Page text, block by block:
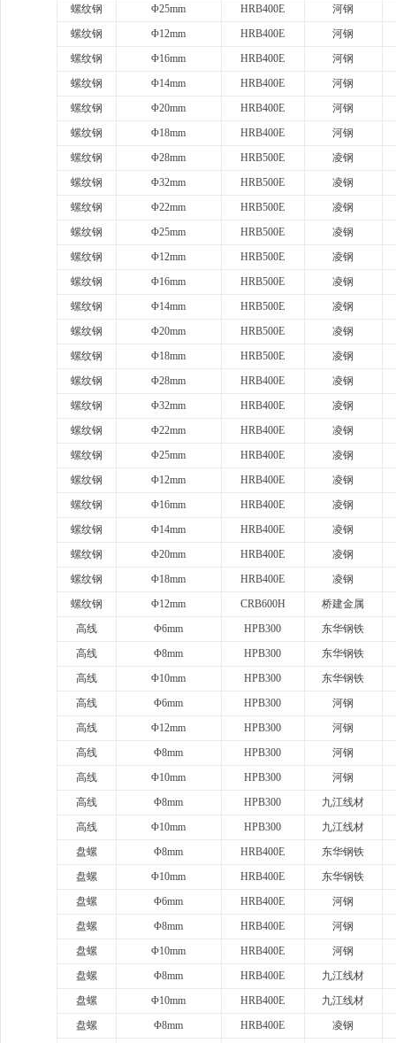
螺纹钢
Φ25mm HRB400E
河钢
螺纹钢
Φ12mm HRB400E
河钢
螺纹钢
Φ16mm HRB400E
河钢
螺纹钢
Φ14mm HRB400E
河钢
螺纹钢
Φ20mm HRB400E
河钢
螺纹钢
Φ18mm HRB400E
河钢
螺纹钢
Φ28mm HRB500E
凌钢
螺纹钢
Φ32mm HRB500E
凌钢
螺纹钢
Φ22mm HRB500E
凌钢
螺纹钢
Φ25mm HRB500E
凌钢
螺纹钢
Φ12mm HRB500E
凌钢
螺纹钢
Φ16mm HRB500E
凌钢
螺纹钢
Φ14mm HRB500E
凌钢
螺纹钢
Φ20mm HRB500E
凌钢
螺纹钢
Φ18mm HRB500E
凌钢
螺纹钢
Φ28mm HRB400E
凌钢
螺纹钢
Φ32mm HRB400E
凌钢
螺纹钢
Φ22mm HRB400E
凌钢
螺纹钢
Φ25mm HRB400E
凌钢
螺纹钢
Φ12mm HRB400E
凌钢
螺纹钢
Φ16mm HRB400E
凌钢
螺纹钢
Φ14mm HRB400E
凌钢
螺纹钢
Φ20mm HRB400E
凌钢
螺纹钢
Φ18mm HRB400E
凌钢
螺纹钢
Φ12mm CRB600H
桥建金属
高线
Φ6mm HPB300
东华钢铁
高线
Φ8mm HPB300
东华钢铁
高线
Φ10mm HPB300
东华钢铁
高线
Φ6mm HPB300
河钢
高线
Φ12mm HPB300
河钢
高线
Φ8mm HPB300
河钢
高线
Φ10mm HPB300
河钢
高线
Φ8mm HPB300
九江线材
高线
Φ10mm HPB300
九江线材
盘螺
Φ8mm HRB400E
东华钢铁
盘螺
Φ10mm HRB400E
东华钢铁
盘螺
Φ6mm HRB400E
河钢
盘螺
Φ8mm HRB400E
河钢
盘螺
Φ10mm HRB400E
河钢
盘螺
Φ8mm HRB400E
九江线材
盘螺
Φ10mm HRB400E
九江线材
盘螺
Φ8mm HRB400E
凌钢